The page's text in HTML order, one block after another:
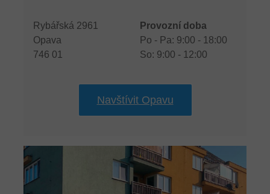
Rybářská 2961
Opava
746 01
Provozní doba
Po - Pa: 9:00 - 18:00
So: 9:00 - 12:00
Navštívit Opavu